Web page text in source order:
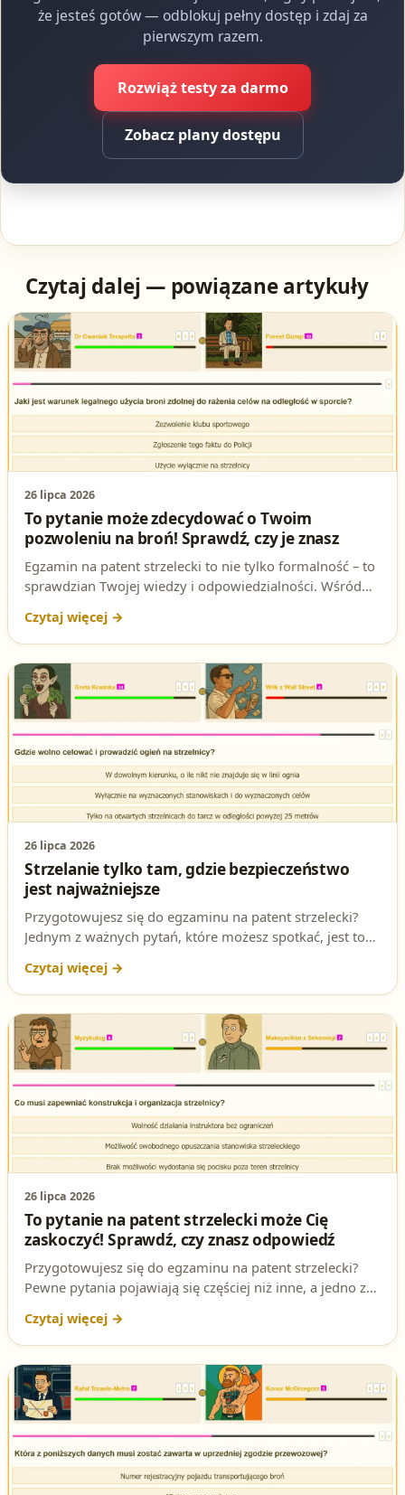
że jesteś gotów — odblokuj pełny dostęp i zdaj za
pierwszym razem.
Rozwiąż testy za darmo
Zobacz plany dostępu
Czytaj dalej — powiązane artykuły
26 lipca 2026
To pytanie może zdecydować o Twoim
pozwoleniu na broń! Sprawdź, czy je znasz
Egzamin na patent strzelecki to nie tylko formalność – to
sprawdzian Twojej wiedzy i odpowiedzialności. Wśród
warunek legalnego użycia broni zdolnej do rażenia celów
na odległość w sporcie? Sprawdź, czy znasz poprawną
odpowiedź i przygotuj się do egzaminu na pozwolenie
na broń.
26 lipca 2026
Strzelanie tylko tam, gdzie bezpieczeństwo
jest najważniejsze
Przygotowujesz się do egzaminu na patent strzelecki?
Jednym z ważnych pytań, które możesz spotkać, jest to
ogień na strzelnicy. Sprawdź, czy znasz poprawną
odpowiedź i dowiedz się więcej na ten temat!
26 lipca 2026
To pytanie na patent strzelecki może Cię
zaskoczyć! Sprawdź, czy znasz odpowiedź
Przygotowujesz się do egzaminu na patent strzelecki?
Pewne pytania pojawiają się częściej niż inne, a jedno z
zapewniać konstrukcja i organizacja strzelnicy? Sprawdź
swoją wiedzę i upewnij się, że jesteś gotowy na ten
fragment egzaminu.